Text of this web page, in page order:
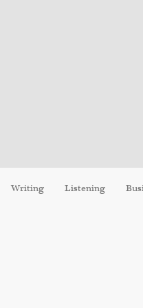
Writing Listening